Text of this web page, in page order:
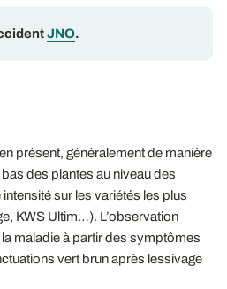
JNO.
présent, généralement de manière
des plantes au niveau des
sur les variétés les plus
KWS Ultim…). L’observation
maladie à partir des symptômes
vert brun après lessivage